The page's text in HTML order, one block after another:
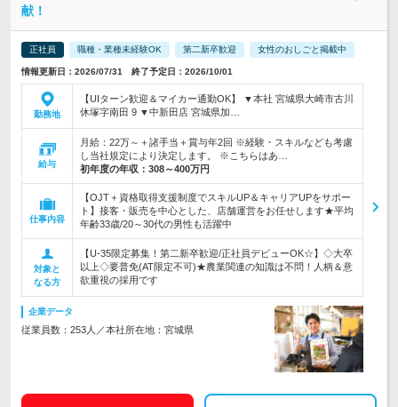
献！
正社員 職種・業種未経験OK 第二新卒歓迎 女性のおしごと掲載中
情報更新日：2026/07/31 終了予定日：2026/10/01
勤務地
【UIターン歓迎＆マイカー通勤OK】 ▼本社 宮城県大崎市古川
休塚字南田 9 ▼中新田店 宮城県加…
給与
月給：22万～＋諸手当＋賞与年2回 ※経験・スキルなども考慮
し当社規定により決定します。 ※こちらはあ…
初年度の年収： 308～400万円
仕事内容
【OJT＋資格取得支援制度でスキルUP＆キャリアUPをサポー
ト】接客・販売を中心とした、店舗運営をお任せします★平均
年齢33歳/20～30代の男性も活躍中
対象と
なる方
【U-35限定募集！第二新卒歓迎/正社員デビューOK☆】◇大卒
以上◇要普免(AT限定不可)★農業関連の知識は不問！人柄＆意
欲重視の採用です
企業データ
従業員数：253人／本社所在地：宮城県